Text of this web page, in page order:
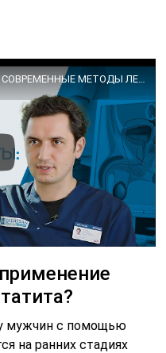
мужчин с помощью
на ранних стадиях